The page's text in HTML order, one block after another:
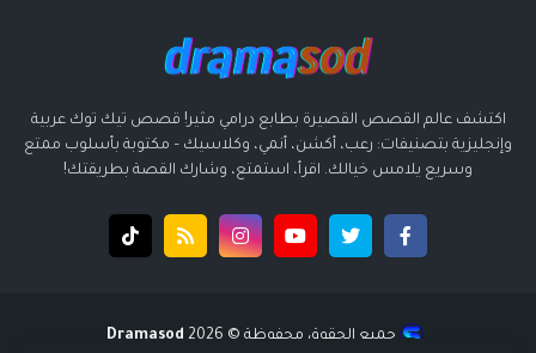
اكتشف عالم القصص القصيرة بطابع درامي مثير! قصص تيك توك عربية
وإنجليزية بتصنيفات: رعب، أكشن، أنمي، وكلاسيك – مكتوبة بأسلوب ممتع
وسريع يلامس خيالك. اقرأ، استمتع، وشارك القصة بطريقتك!
جميع الحقوق محفوظة ©️ 2026
Dramasod